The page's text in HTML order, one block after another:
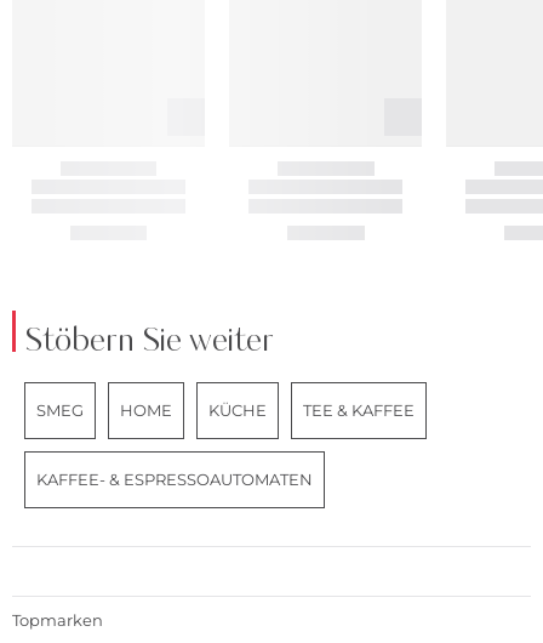
Stöbern Sie weiter
SMEG HOME KÜCHE TEE & KAFFEE
KAFFEE- & ESPRESSOAUTOMATEN
Topmarken